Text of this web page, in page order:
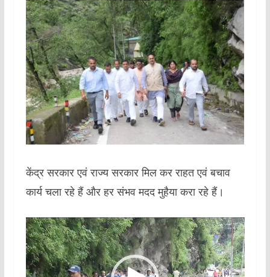
केंद्र सरकार एवं राज्य सरकार मिल कर राहत एवं बचाव
कार्य चला रहे हैं और हर संभव मदद मुहैया करा रहे हैं।
Video
Player